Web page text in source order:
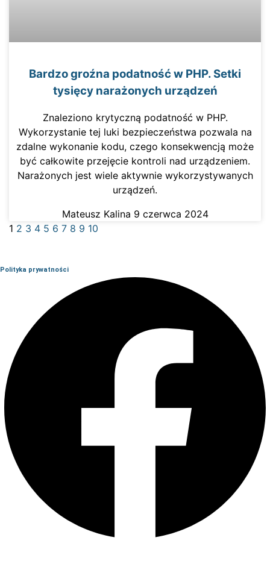
Bardzo groźna podatność w PHP. Setki
tysięcy narażonych urządzeń
Znaleziono krytyczną podatność w PHP.
Wykorzystanie tej luki bezpieczeństwa pozwala na
zdalne wykonanie kodu, czego konsekwencją może
być całkowite przejęcie kontroli nad urządzeniem.
Narażonych jest wiele aktywnie wykorzystywanych
urządzeń.
Mateusz Kalina 9 czerwca 2024
1 2 3 4 5 6 7 8 9 10
Polityka prywatności